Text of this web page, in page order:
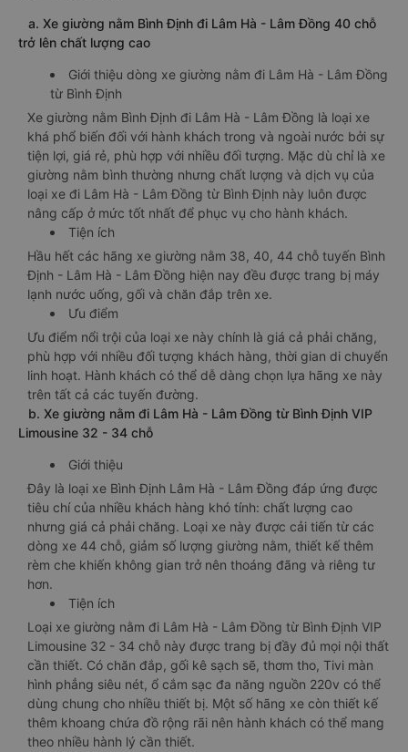
a. Xe giường nằm Bình Định đi Lâm Hà - Lâm Đồng 40 chỗ
trở lên chất lượng cao
Giới thiệu dòng xe giường nằm đi Lâm Hà - Lâm Đồng
từ Bình Định
Xe giường nằm Bình Định đi Lâm Hà - Lâm Đồng là loại xe
khá phổ biến đối với hành khách trong và ngoài nước bởi sự
tiện lợi, giá rẻ, phù hợp với nhiều đối tượng. Mặc dù chỉ là xe
giường nằm bình thường nhưng chất lượng và dịch vụ của
loại xe đi Lâm Hà - Lâm Đồng từ Bình Định này luôn được
nâng cấp ở mức tốt nhất để phục vụ cho hành khách.
Tiện ích
Hầu hết các hãng xe giường nằm 38, 40, 44 chỗ tuyến Bình
Định - Lâm Hà - Lâm Đồng hiện nay đều được trang bị máy
lạnh nước uống, gối và chăn đắp trên xe.
Ưu điểm
Ưu điểm nổi trội của loại xe này chính là giá cả phải chăng,
phù hợp với nhiều đối tượng khách hàng, thời gian di chuyển
linh hoạt. Hành khách có thể dễ dàng chọn lựa hãng xe này
trên tất cả các tuyến đường.
b. Xe giường nằm đi Lâm Hà - Lâm Đồng từ Bình Định VIP
Limousine 32 - 34 chỗ
Giới thiệu
Đây là loại xe Bình Định Lâm Hà - Lâm Đồng đáp ứng được
tiêu chí của nhiều khách hàng khó tính: chất lượng cao
nhưng giá cả phải chăng. Loại xe này được cải tiến từ các
dòng xe 44 chỗ, giảm số lượng giường nằm, thiết kế thêm
rèm che khiến không gian trở nên thoáng đãng và riêng tư
hơn.
Tiện ích
Loại xe giường nằm đi Lâm Hà - Lâm Đồng từ Bình Định VIP
Limousine 32 - 34 chỗ này được trang bị đầy đủ mọi nội thất
cần thiết. Có chăn đắp, gối kê sạch sẽ, thơm tho, Tivi màn
hình phẳng siêu nét, ổ cắm sạc đa năng nguồn 220v có thể
dùng chung cho nhiều thiết bị. Một số hãng xe còn thiết kế
thêm khoang chứa đồ rộng rãi nên hành khách có thể mang
theo nhiều hành lý cần thiết.